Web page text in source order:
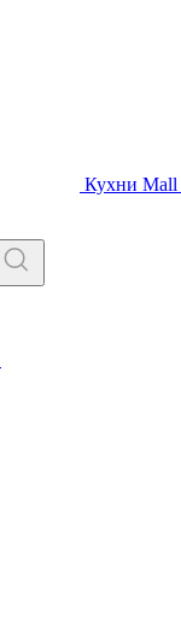
Кухни Mall